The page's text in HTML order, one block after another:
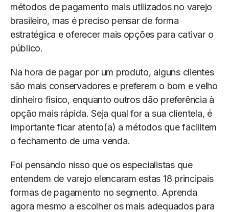
métodos de pagamento mais utilizados no varejo
brasileiro, mas é preciso pensar de forma
estratégica e oferecer mais opções para cativar o
público.
Na hora de pagar por um produto, alguns clientes
são mais conservadores e preferem o bom e velho
dinheiro físico, enquanto outros dão preferência à
opção mais rápida. Seja qual for a sua clientela, é
importante ficar atento(a) a métodos que facilitem
o fechamento de uma venda.
Foi pensando nisso que os especialistas que
entendem de varejo elencaram estas 18 principais
formas de pagamento no segmento. Aprenda
agora mesmo a escolher os mais adequados para